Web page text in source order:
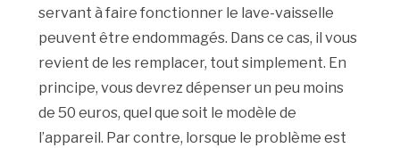
servant à faire fonctionner le lave-vaisselle
peuvent être endommagés. Dans ce cas, il vous
revient de les remplacer, tout simplement. En
principe, vous devrez dépenser un peu moins
de 50 euros, quel que soit le modèle de
l’appareil. Par contre, lorsque le problème est